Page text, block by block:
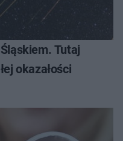
Tutaj
okazałości